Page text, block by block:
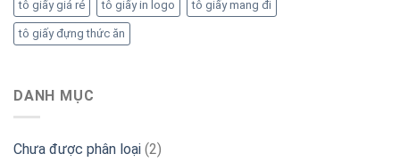
tô giấy giá rẻ tô giấy in logo tô giấy mang đi
tô giấy đựng thức ăn
DANH MỤC
Chưa được phân loại (2)